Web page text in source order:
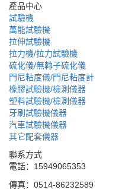
產品中心
試驗機
萬能試驗機
拉伸試驗機
拉力機/拉力試驗機
硫化儀/無轉子硫化儀
門尼粘度儀/門尼粘度計
橡膠試驗機/檢測儀器
塑料試驗機/檢測儀器
牙刷試驗機儀器
汽車試驗機儀器
其它配套儀器
聯系方式
電話：15949065353
傳真：0514-86232589